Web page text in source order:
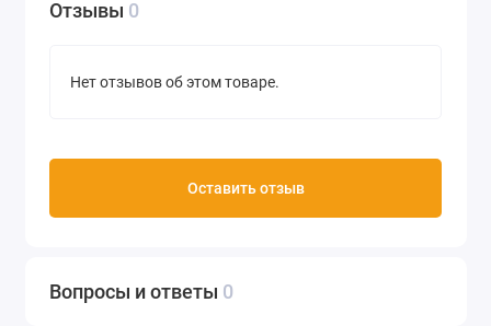
Отзывы 0
Нет отзывов об этом товаре.
Оставить отзыв
Вопросы и ответы 0